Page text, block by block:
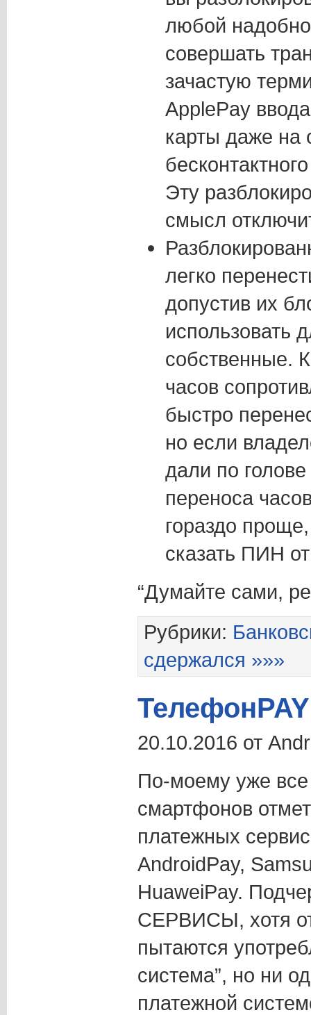
любой
совершать
зачастую
ApplePay
карты даже
Эту
смысл
легко
допустив их
использовать
собственные.
часов
быстро
но если
дали по
переноса
гораздо
сказать ПИН
“Думайте сами,
Рубрики:
сдержался »»»
ТелефонPAY
20.10.2016 от
По-моему уже все
смартфонов
платежных
AndroidPay,
HuaweiPay.
СЕРВИСЫ, хотя
пытаются
система”, но ни
платежной